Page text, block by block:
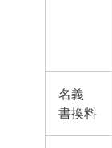
名義
書換料